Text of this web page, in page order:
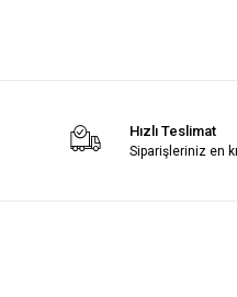
Hızlı Teslimat
Siparişleriniz en